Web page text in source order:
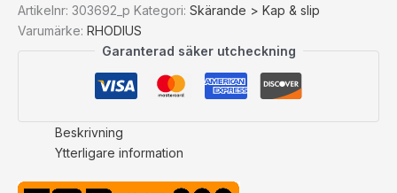
Artikelnr: 303692_p Kategori: Skärande > Kap & slip
Varumärke: RHODIUS
Garanterad säker utcheckning
Beskrivning
Ytterligare information